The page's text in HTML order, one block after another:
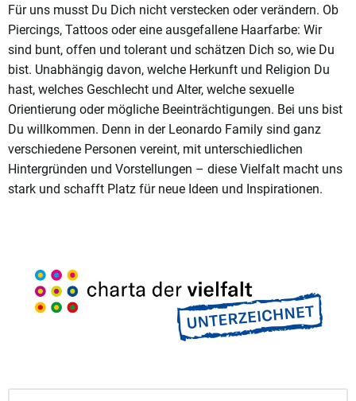
Für uns musst Du Dich nicht verstecken oder verändern. Ob
Piercings, Tattoos oder eine ausgefallene Haarfarbe: Wir
sind bunt, offen und tolerant und schätzen Dich so, wie Du
bist. Unabhängig davon, welche Herkunft und Religion Du
hast, welches Geschlecht und Alter, welche sexuelle
Orientierung oder mögliche Beeinträchtigungen. Bei uns bist
Du willkommen. Denn in der Leonardo Family sind ganz
verschiedene Personen vereint, mit unterschiedlichen
Hintergründen und Vorstellungen – diese Vielfalt macht uns
stark und schafft Platz für neue Ideen und Inspirationen.